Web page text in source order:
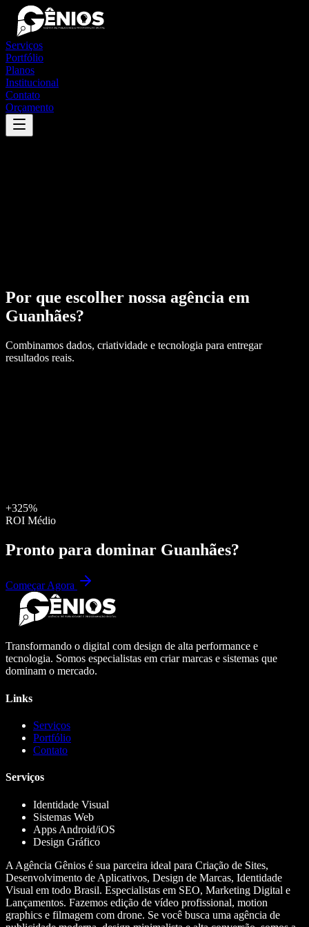
Serviços
Portfólio
Planos
Institucional
Contato
Orçamento
Por que escolher nossa agência em
Guanhães?
Combinamos dados, criatividade e tecnologia para entregar
resultados reais.
+325%
ROI Médio
Pronto para dominar Guanhães?
Começar Agora
Transformando o digital com design de alta performance e
tecnologia. Somos especialistas em criar marcas e sistemas que
dominam o mercado.
Links
Serviços
Portfólio
Contato
Serviços
Identidade Visual
Sistemas Web
Apps Android/iOS
Design Gráfico
A Agência Gênios é sua parceira ideal para Criação de Sites,
Desenvolvimento de Aplicativos, Design de Marcas, Identidade
Visual em todo Brasil. Especialistas em SEO, Marketing Digital e
Lançamentos. Fazemos edição de vídeo profissional, motion
graphics e filmagem com drone. Se você busca uma agência de